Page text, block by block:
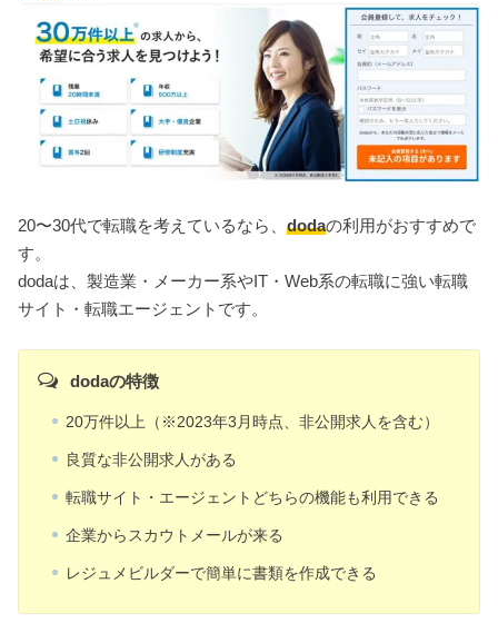
20〜30代で転職を考えているなら、dodaの利用がおすすめで
す。
dodaは、製造業・メーカー系やIT・Web系の転職に強い転職
サイト・転職エージェントです。
dodaの特徴
20万件以上（※2023年3月時点、非公開求人を含む）
良質な非公開求人がある
転職サイト・エージェントどちらの機能も利用できる
企業からスカウトメールが来る
レジュメビルダーで簡単に書類を作成できる